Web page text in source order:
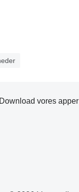
Download vores apper